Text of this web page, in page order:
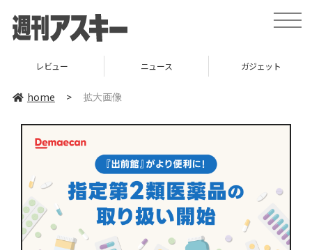
toggle
レビュー ニュース ガジェット
home > 拡大画像